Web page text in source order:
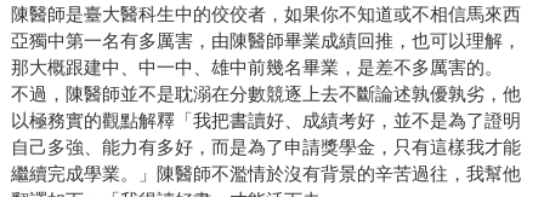
陳醫師是臺大醫科生中的佼佼者，如果你不知道或不相信馬來西
亞獨中第一名有多厲害，由陳醫師畢業成績回推，也可以理解，
那大概跟建中、中一中、雄中前幾名畢業，是差不多厲害的。
不過，陳醫師並不是耽溺在分數競逐上去不斷論述孰優孰劣，他
以極務實的觀點解釋「我把書讀好、成績考好，並不是為了證明
自己多強、能力有多好，而是為了申請獎學金，只有這樣我才能
繼續完成學業。」陳醫師不濫情於沒有背景的辛苦過往，我幫他